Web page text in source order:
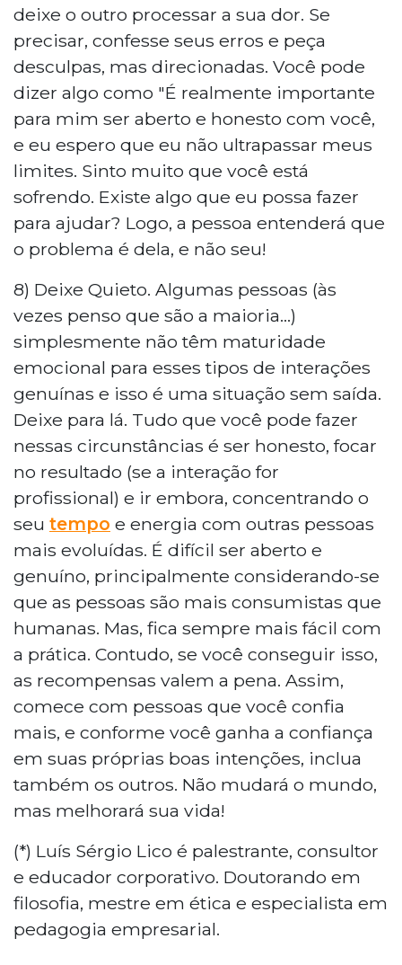
deixe o outro processar a sua dor. Se
precisar, confesse seus erros e peça
desculpas, mas direcionadas. Você pode
dizer algo como "É realmente importante
para mim ser aberto e honesto com você,
e eu espero que eu não ultrapassar meus
limites. Sinto muito que você está
sofrendo. Existe algo que eu possa fazer
para ajudar? Logo, a pessoa entenderá que
o problema é dela, e não seu!
8) Deixe Quieto. Algumas pessoas (às
vezes penso que são a maioria...)
simplesmente não têm maturidade
emocional para esses tipos de interações
genuínas e isso é uma situação sem saída.
Deixe para lá. Tudo que você pode fazer
nessas circunstâncias é ser honesto, focar
no resultado (se a interação for
profissional) e ir embora, concentrando o
seu tempo e energia com outras pessoas
mais evoluídas. É difícil ser aberto e
genuíno, principalmente considerando-se
que as pessoas são mais consumistas que
humanas. Mas, fica sempre mais fácil com
a prática. Contudo, se você conseguir isso,
as recompensas valem a pena. Assim,
comece com pessoas que você confia
mais, e conforme você ganha a confiança
em suas próprias boas intenções, inclua
também os outros. Não mudará o mundo,
mas melhorará sua vida!
(*) Luís Sérgio Lico é palestrante, consultor
e educador corporativo. Doutorando em
filosofia, mestre em ética e especialista em
pedagogia empresarial.